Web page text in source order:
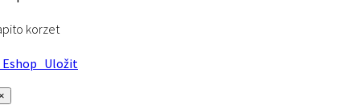
korzet
Uložit